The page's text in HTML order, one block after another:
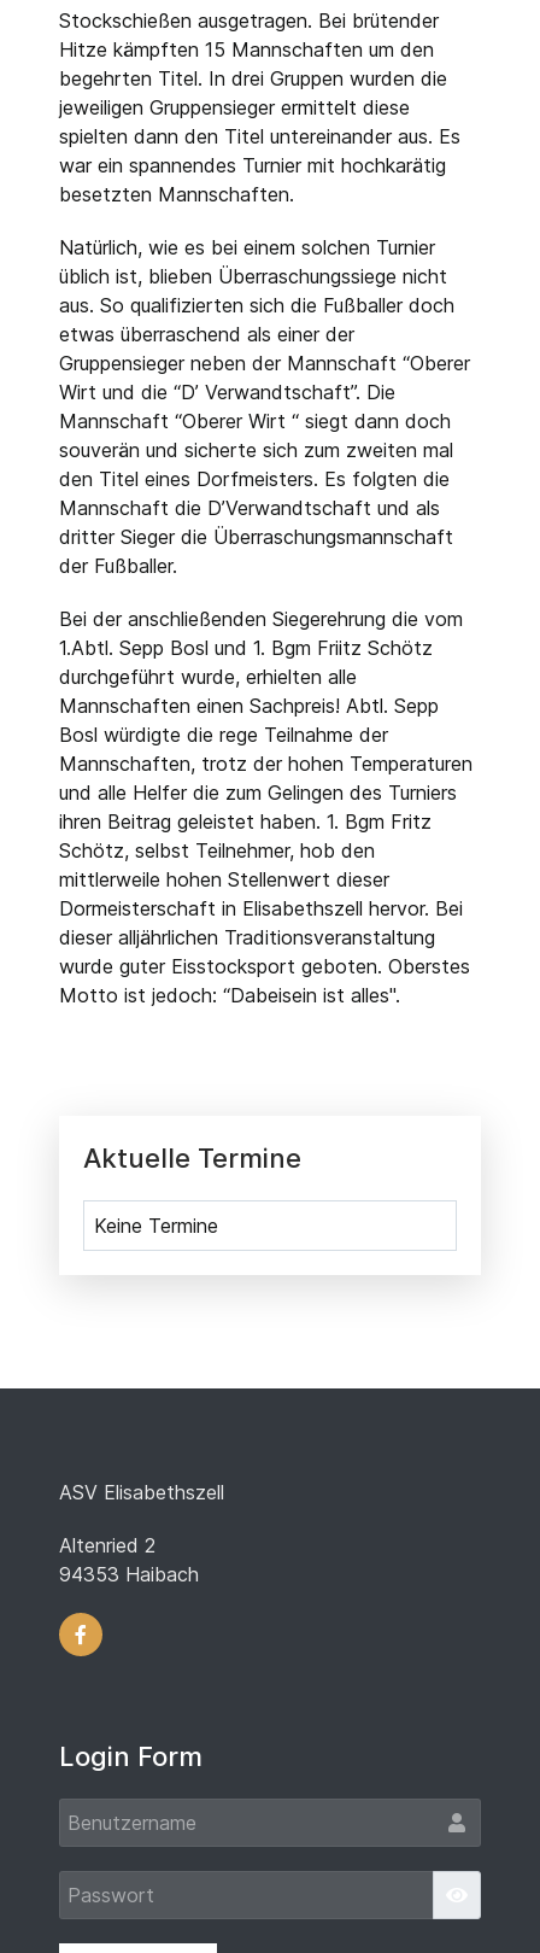
Stockschießen ausgetragen. Bei brütender
Hitze kämpften 15 Mannschaften um den
begehrten Titel. In drei Gruppen wurden die
jeweiligen Gruppensieger ermittelt diese
spielten dann den Titel untereinander aus. Es
war ein spannendes Turnier mit hochkarätig
besetzten Mannschaften.
Natürlich, wie es bei einem solchen Turnier
üblich ist, blieben Überraschungssiege nicht
aus. So qualifizierten sich die Fußballer doch
etwas überraschend als einer der
Gruppensieger neben der Mannschaft “Oberer
Wirt und die “D’ Verwandtschaft”. Die
Mannschaft “Oberer Wirt “ siegt dann doch
souverän und sicherte sich zum zweiten mal
den Titel eines Dorfmeisters. Es folgten die
Mannschaft die D’Verwandtschaft und als
dritter Sieger die Überraschungsmannschaft
der Fußballer.
Bei der anschließenden Siegerehrung die vom
1.Abtl. Sepp Bosl und 1. Bgm Friitz Schötz
durchgeführt wurde, erhielten alle
Mannschaften einen Sachpreis! Abtl. Sepp
Bosl würdigte die rege Teilnahme der
Mannschaften, trotz der hohen Temperaturen
und alle Helfer die zum Gelingen des Turniers
ihren Beitrag geleistet haben. 1. Bgm Fritz
Schötz, selbst Teilnehmer, hob den
mittlerweile hohen Stellenwert dieser
Dormeisterschaft in Elisabethszell hervor. Bei
dieser alljährlichen Traditionsveranstaltung
wurde guter Eisstocksport geboten. Oberstes
Motto ist jedoch: “Dabeisein ist alles".
Aktuelle Termine
Keine Termine
ASV Elisabethszell
Altenried 2
94353 Haibach
Login Form